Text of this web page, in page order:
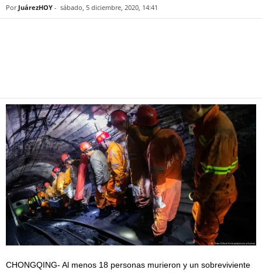
Por JuárezHOY - sábado, 5 diciembre, 2020, 14:41
CHONGQING- Al menos 18 personas murieron y un sobreviviente